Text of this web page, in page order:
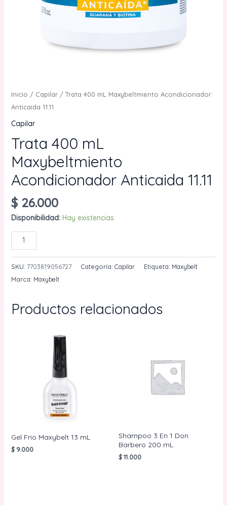
Inicio / Capilar/ Trata 400 mL Maxybeltmiento Acondicionador
Anticaida 11.11
Capilar
Trata 400 mL
Maxybeltmiento
Acondicionador Anticaida 11.11
$26.000
Disponibilidad: Hay existencias
Trata
400
mL
Maxybeltmiento
11.11
SKU: 7703819056727 Categoría: Capilar Etiqueta: Maxybelt
Marca: Maxybelt
Productos relacionados
Gel Frio Maxybelt 13 mL
$9.000
Shampoo 3 En 1 Don
Barbero 200 mL
$11.000